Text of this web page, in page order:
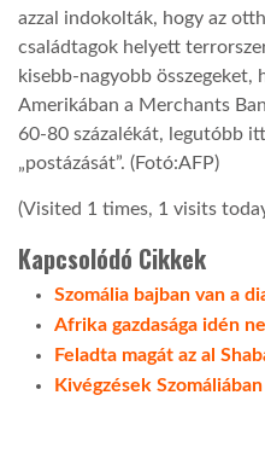
LATIMO.HU
GLOBOBOOK
azzal indokolták, hogy az
családtagok helyett
kisebb-nagyobb összegeket,
Amerikában a Merchants
60-80 százalékát, legutóbb
„postázását”. (Fotó:AFP)
(Visited 1 times, 1 visits
Kapcsolódó Cikkek
Szomália bajban van a
Afrika gazdasága idén
Feladta magát az al
Kivégzések Szomáliában